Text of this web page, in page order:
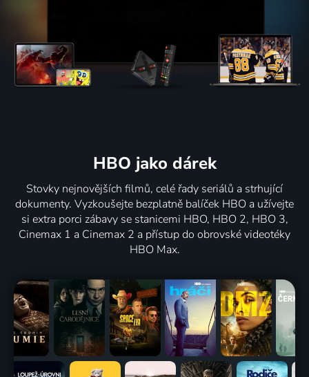
HBO jako dárek
Stovky nejnovějších filmů, celé řady seriálů a strhující
dokumenty. Vyzkoušejte bezplatně balíček HBO a užívejte
si extra porci zábavy se stanicemi HBO, HBO 2, HBO 3,
Cinemax 1 a Cinemax 2 a přístup do obrovské videotéky
HBO Max.